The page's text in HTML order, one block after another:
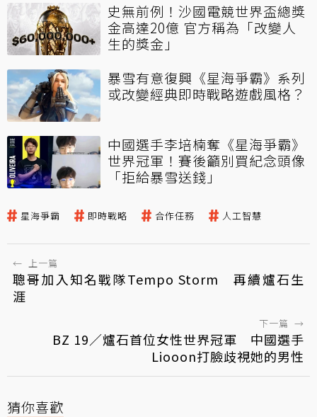
史無前例！沙國電競世界盃總獎
金高達20億 官方稱為「改變人
生的獎金」
暴雪有意復興《星海爭霸》系列
或改變經典即時戰略遊戲風格？
中國選手李培楠奪《星海爭霸》
世界冠軍！賽後籲別買紀念頭像
「拒給暴雪送錢」
星海爭霸 即時戰略 合作任務 人工智慧
← 上一篇
聰哥加入知名戰隊Tempo Storm 再續爐石生
涯
下一篇 →
BZ 19／爐石首位女性世界冠軍 中國選手
Liooon打臉歧視她的男性
猜你喜歡